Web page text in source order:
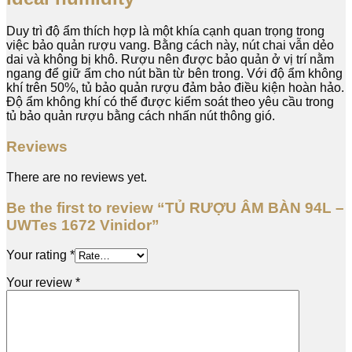
Duy trì độ ẩm thích hợp là một khía cạnh quan trọng trong
việc bảo quản rượu vang. Bằng cách này, nút chai vẫn dẻo
dai và không bị khô. Rượu nên được bảo quản ở vị trí nằm
ngang để giữ ẩm cho nút bần từ bên trong. Với độ ẩm không
khí trên 50%, tủ bảo quản rượu đảm bảo điều kiện hoàn hảo.
Độ ẩm không khí có thể được kiểm soát theo yêu cầu trong
tủ bảo quản rượu bằng cách nhấn nút thông gió.
Reviews
There are no reviews yet.
Be the first to review “TỦ RƯỢU ÂM BÀN 94L –
UWTes 1672 Vinidor”
Your rating *
Your review *